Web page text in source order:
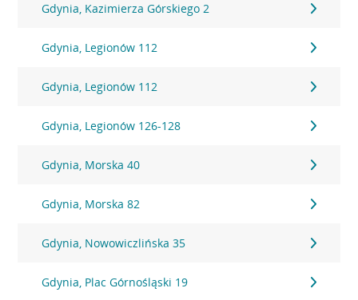
Gdynia, Kazimierza Górskiego 2
Gdynia, Legionów 112
Gdynia, Legionów 112
Gdynia, Legionów 126-128
Gdynia, Morska 40
Gdynia, Morska 82
Gdynia, Nowowiczlińska 35
Gdynia, Plac Górnośląski 19